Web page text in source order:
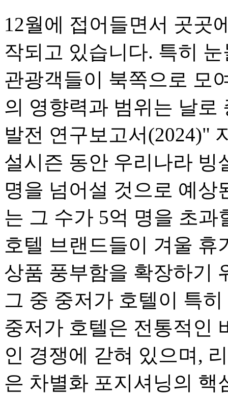
12월에 접어들면서 곳곳
작되고 있습니다. 특히
관광객들이 북쪽으로 모
의 영향력과 범위는 날로
발전 연구보고서(2024)"
설시즌 동안 우리나라 빙
명을 넘어설 것으로 예상
는 그 수가 5억 명을 초
호텔 브랜드들이 겨울
상품 풍부함을 확장하기
그 중 중저가 호텔이 특
중저가 호텔은 전통적인
인 경쟁에 갇혀 있으며,
은 차별화 포지셔닝의 핵